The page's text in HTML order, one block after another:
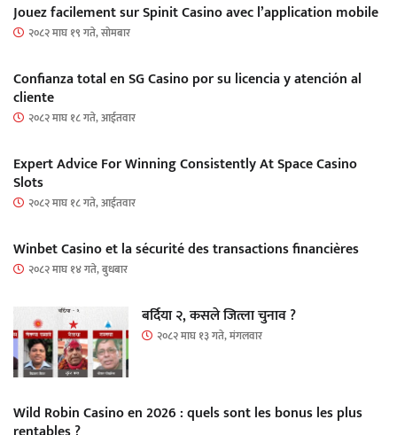
Jouez facilement sur Spinit Casino avec l’application mobile
२०८२ माघ १९ गते, सोमबार
Confianza total en SG Casino por su licencia y atención al
cliente
२०८२ माघ १८ गते, आईतवार
Expert Advice For Winning Consistently At Space Casino
Slots
२०८२ माघ १८ गते, आईतवार
Winbet Casino et la sécurité des transactions financières
२०८२ माघ १४ गते, बुधबार
बर्दिया २, कसले जित्ला चुनाव ?
२०८२ माघ १३ गते, मंगलवार
Wild Robin Casino en 2026 : quels sont les bonus les plus